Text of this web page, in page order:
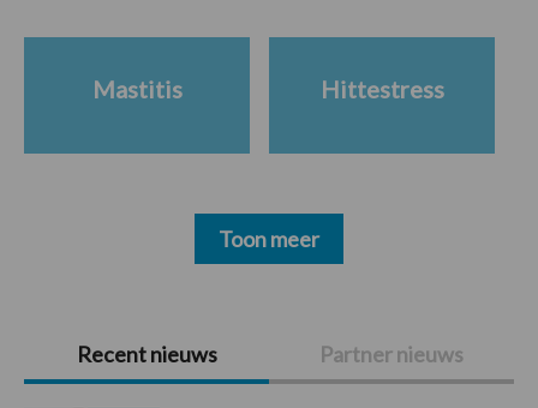
Primaire
Sidebar
Recent nieuws Partner nieuws
Mastitis Hittestress
Toon meer